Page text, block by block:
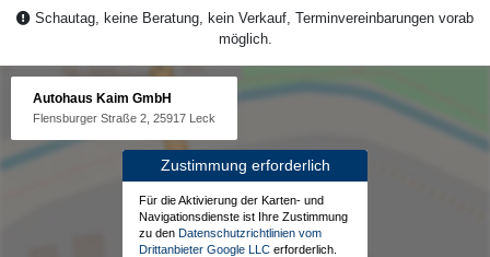
Schautag, keine Beratung, kein Verkauf, Terminvereinbarungen vorab
möglich.
Autohaus Kaim GmbH
Flensburger Straße 2, 25917 Leck
Zustimmung erforderlich
Für die Aktivierung der Karten- und
Navigationsdienste ist Ihre Zustimmung
zu den Datenschutzrichtlinien vom
Drittanbieter Google LLC erforderlich.